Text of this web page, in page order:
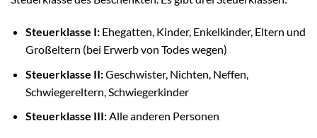
Steuerklasse I:Ehegatten, Kinder, Enkelkinder, Eltern und
Großeltern (bei Erwerb von Todes wegen)
Steuerklasse II:Geschwister, Nichten, Neffen,
Schwiegereltern, Schwiegerkinder
Steuerklasse III:Alle anderen Personen